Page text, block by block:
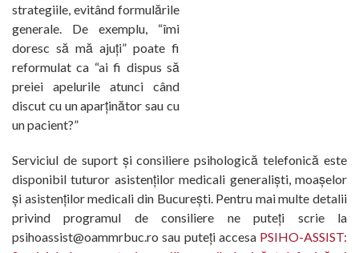
strategiile, evitând formulările
generale. De exemplu, “îmi
doresc să mă ajuți” poate fi
reformulat ca “ai fi dispus să
preiei apelurile atunci când
discut cu un aparținător sau cu
un pacient?”
Serviciul de suport și consiliere psihologică telefonică este
disponibil tuturor asistenților medicali generaliști, moașelor
și asistenților medicali din București. Pentru mai multe detalii
privind programul de consiliere ne puteți scrie la
psihoassist@oammrbuc.ro sau puteți accesa PSIHO-ASSIST: